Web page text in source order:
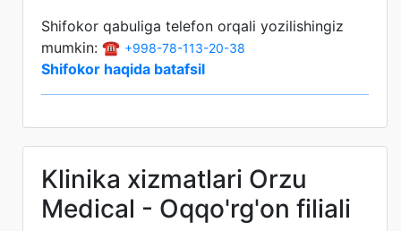
Shifokor qabuliga telefon orqali yozilishingiz
mumkin: ☎️ +998-78-113-20-38
Shifokor haqida batafsil
Klinika xizmatlari Orzu
Medical - Oqqo'rg'on filiali